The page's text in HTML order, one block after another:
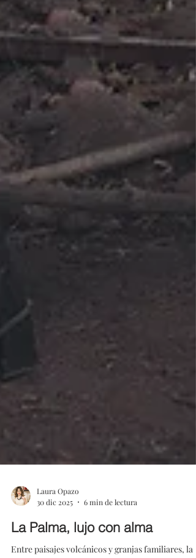
30 dic 2025
6 min de lectura
La Palma, lujo con alma